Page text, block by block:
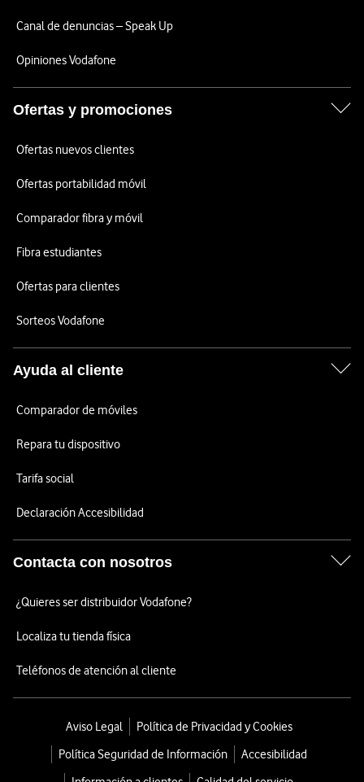
Canal de denuncias – Speak Up
Opiniones Vodafone
Ofertas y promociones
Ofertas nuevos clientes
Ofertas portabilidad móvil
Comparador fibra y móvil
Fibra estudiantes
Ofertas para clientes
Sorteos Vodafone
Ayuda al cliente
Comparador de móviles
Repara tu dispositivo
Tarifa social
Declaración Accesibilidad
Contacta con nosotros
¿Quieres ser distribuidor Vodafone?
Localiza tu tienda física
Teléfonos de atención al cliente
Aviso Legal
Política de Privacidad y Cookies
Política Seguridad de Información
Accesibilidad